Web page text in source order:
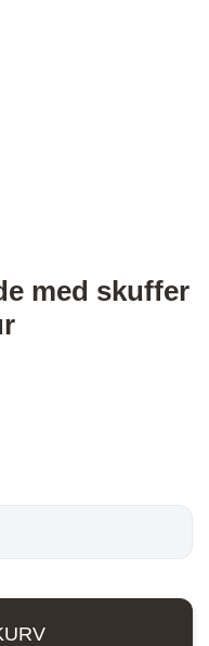
med skuffer
kr..